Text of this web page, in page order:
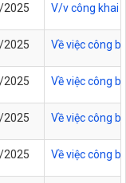
V/v công khai
Về việc công
Về việc công
2025 Về việc công
Về việc công